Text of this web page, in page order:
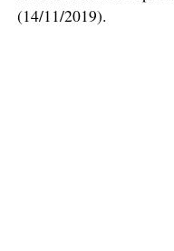
(14/11/2019).